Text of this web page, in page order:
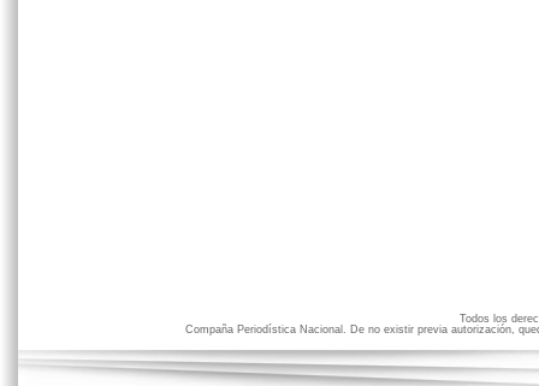
Todos los
Compaña Periodística Nacional. De no existir previa autorización,